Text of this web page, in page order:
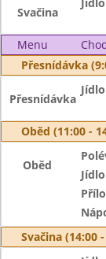
Svačina
Menu
Přesnídávka
Přesnídávka
Jídlo
Oběd (11:00 -
Oběd
Jídlo
Svačina (14:00